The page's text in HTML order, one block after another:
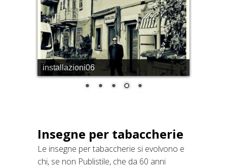
installazioni18
Insegne per tabaccherie
Le insegne per tabaccherie si evolvono e
chi, se non Publistile, che da 60 anni